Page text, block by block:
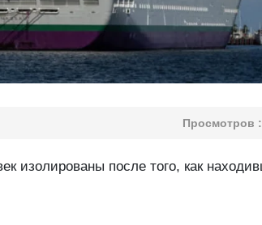
Просмотров :
изолированы после того, как